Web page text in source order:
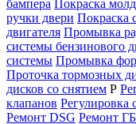
бампера Покраска
ручки двери Покраска
двигателя Промывка
системы бензинового
системы Промывка
Проточка тормозных
дисков со снятием Р
клапанов Регулировка
Ремонт DSG Ремонт